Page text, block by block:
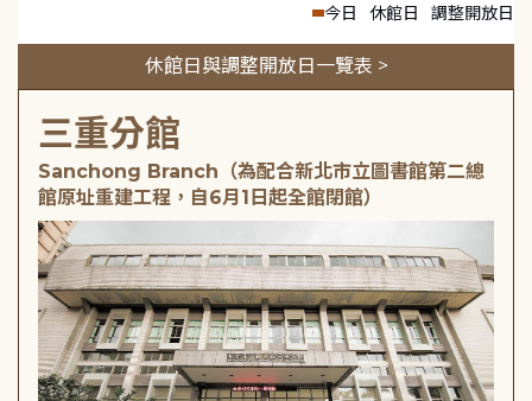
今日 休館日 調整開放日
休館日與調整開放日一覽表 >
三重分館
Sanchong Branch（為配合新北市立圖書館第二總
館原址重建工程，自6月1日起全館閉館）